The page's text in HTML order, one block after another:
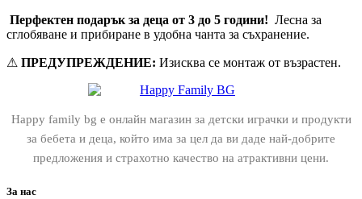
Перфектен подарък за деца от 3 до 5 години! Лесна за
сглобяване и прибиране в удобна чанта за съхранение.
⚠ ПРЕДУПРЕЖДЕНИЕ: Изисква се монтаж от възрастен.
Happy family bg е онлайн магазин за детски играчки и продукти
за бебета и деца, който има за цел да ви даде най-добрите
предложения и страхотно качество на атрактивни цени.
За нас